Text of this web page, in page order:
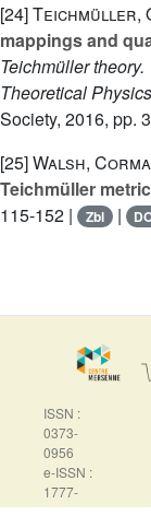
[24]Teichmüller,
mappings and
Teichmüller theory.
Theoretical
Society, 2016, pp.
[25]Walsh,
Teichmüller metric
115-152 |
Zbl |
ISSN :
0373-
0956
e-ISSN :
1777-
5310